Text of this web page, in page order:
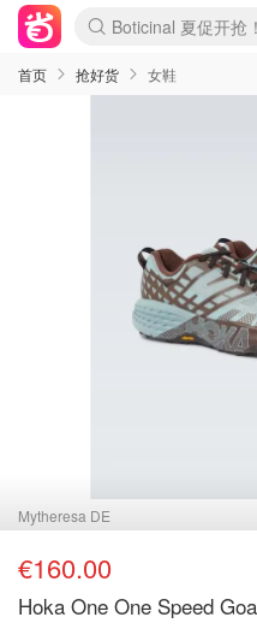
Boticinal 夏促开抢！
4折！lulu周四疯狂
还没结束！
Joybuy变相75折 随
速领！Stanley独家
疑似霸哥！Camper
Zalando 奥莱闪促
Moncler反季囤！5
Coach Brooklyn仅
首页 抢好货 女鞋
Mytheresa DE
€160.00
Hoka One One Speed